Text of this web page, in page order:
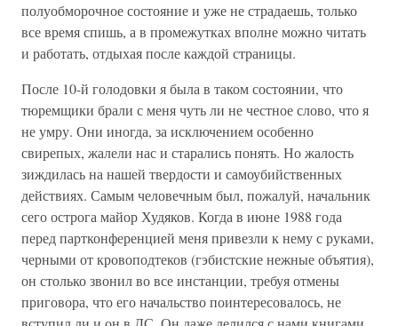
полуобморочное состояние и уже не страдаешь, только
все время спишь, а в промежутках вполне можно читать
и работать, отдыхая после каждой страницы.
После 10-й голодовки я была в таком состоянии, что
тюремщики брали с меня чуть ли не честное слово, что я
не умру. Они иногда, за исключением особенно
свирепых, жалели нас и старались понять. Но жалость
зиждилась на нашей твердости и самоубийственных
действиях. Самым человечным был, пожалуй, начальник
сего острога майор Худяков. Когда в июне 1988 года
перед партконференцией меня привезли к нему с руками,
черными от кровоподтеков (гэбистские нежные объятия),
он столько звонил во все инстанции, требуя отмены
приговора, что его начальство поинтересовалось, не